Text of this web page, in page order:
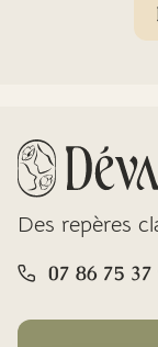
Des repères
07 86 75 37